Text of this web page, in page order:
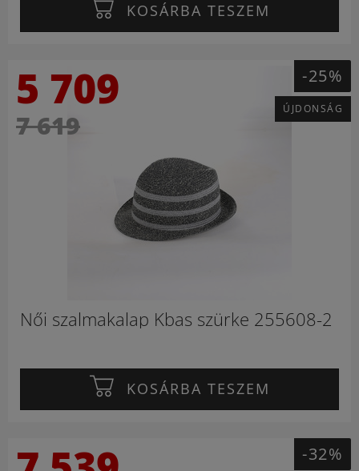
KOSÁRBA TESZEM
5 709
7 619
-25%
ÚJDONSÁG
Női szalmakalap Kbas szürke 255608-2
KOSÁRBA TESZEM
-32%